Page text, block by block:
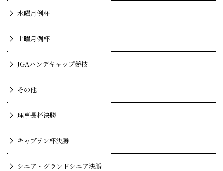
水曜月例杯
土曜月例杯
JGAハンデキャップ競技
その他
理事長杯決勝
キャプテン杯決勝
シニア・グランドシニア決勝